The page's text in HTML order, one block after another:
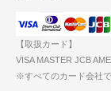
【取扱カード】
VISA MASTER JCB
※すべてのカード会社